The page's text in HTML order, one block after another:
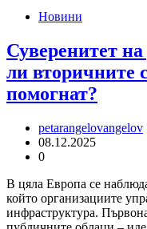
Новини
Суверенитет
ли вторичните
помогнат?
petarangelovangelov
08.12.2025
0
В цяла Европа се
който организациите
инфраструктура.